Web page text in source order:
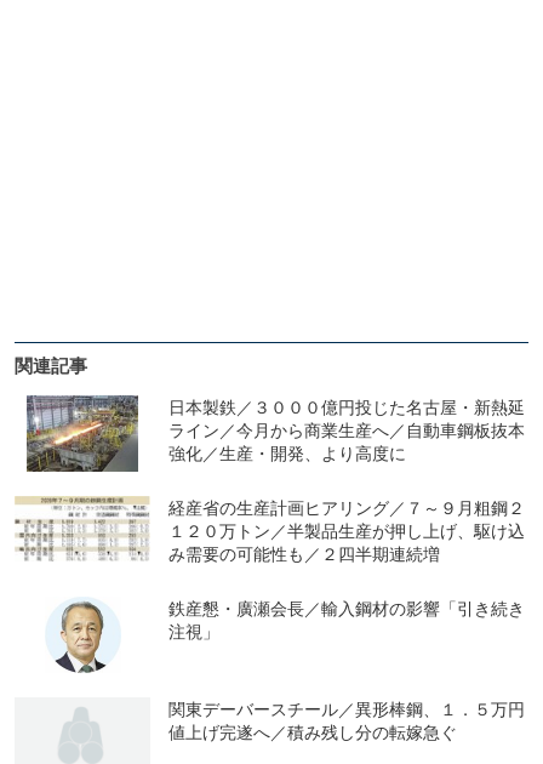
関連記事
日本製鉄／３０００億円投じた名古屋・新熱延
ライン／今月から商業生産へ／自動車鋼板抜本
強化／生産・開発、より高度に
経産省の生産計画ヒアリング／７～９月粗鋼２
１２０万トン／半製品生産が押し上げ、駆け込
み需要の可能性も／２四半期連続増
鉄産懇・廣瀬会長／輸入鋼材の影響「引き続き
注視」
関東デーバースチール／異形棒鋼、１．５万円
値上げ完遂へ／積み残し分の転嫁急ぐ